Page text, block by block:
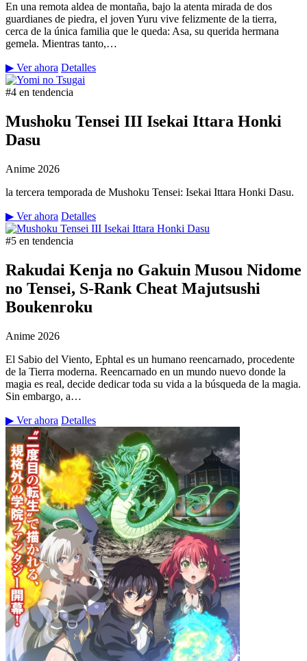
En una remota aldea de montaña, bajo la atenta mirada de dos
guardianes de piedra, el joven Yuru vive felizmente de la tierra,
cerca de la única familia que le queda: Asa, su querida hermana
gemela. Mientras tanto,…
▶ Ver ahora Detalles
#4 en tendencia
Mushoku Tensei III Isekai Ittara Honki
Dasu
Anime 2026
la tercera temporada de Mushoku Tensei: Isekai Ittara Honki Dasu.
▶ Ver ahora Detalles
#5 en tendencia
Rakudai Kenja no Gakuin Musou Nidome
no Tensei, S-Rank Cheat Majutsushi
Boukenroku
Anime 2026
El Sabio del Viento, Ephtal es un humano reencarnado, procedente
de la Tierra moderna. Reencarnado en un mundo nuevo donde la
magia es real, decide dedicar toda su vida a la búsqueda de la magia.
Sin embargo, a…
▶ Ver ahora Detalles